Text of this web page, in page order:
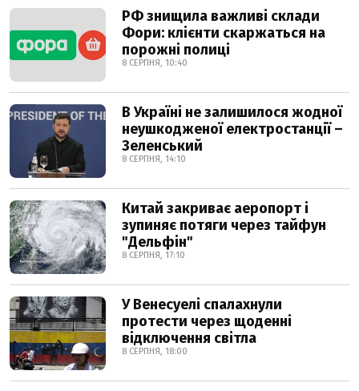
РФ знищила важливі склади
Фори: клієнти скаржаться на
порожні полиці
8 СЕРПНЯ, 10:40
В Україні не залишилося жодної
неушкодженої електростанції –
Зеленський
8 СЕРПНЯ, 14:10
Китай закриває аеропорт і
зупиняє потяги через тайфун
"Дельфін"
8 СЕРПНЯ, 17:10
У Венесуелі спалахнули
протести через щоденні
відключення світла
8 СЕРПНЯ, 18:00